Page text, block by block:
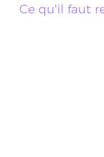
Ce qu'il faut